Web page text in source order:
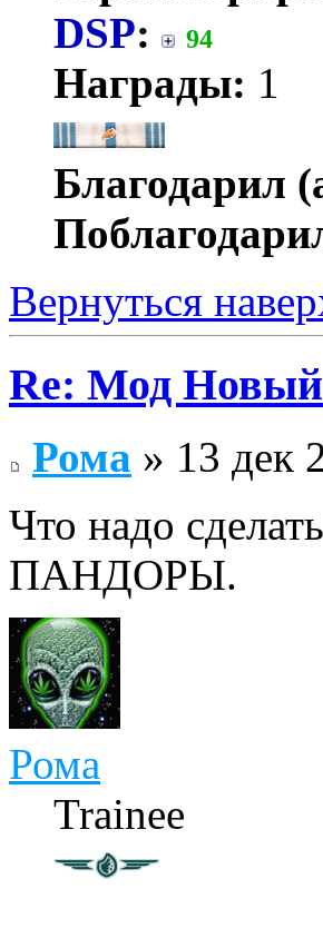
DSP: 94
Награды: 1
Благодарил
Вернуться
Re: Мод
Рома » 13 дек
Что надо
ПАНДОРЫ.
Рома
Trainee